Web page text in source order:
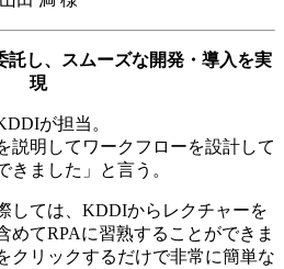
託し、スムーズな開発・導入を実
現
が担当。
説明してワークフローを設計して
きました」と言う。
しては、KDDIからレクチャーを
めてRPAに習熟することができま
クリックするだけで非常に簡単な